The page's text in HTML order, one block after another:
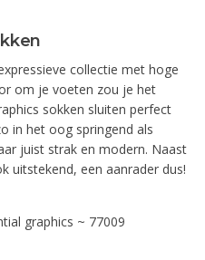
collectie met hoge
om je voeten zou je het
sokken sluiten perfect
in het oog springend als
juist strak en modern. Naast
uitstekend, een aanrader dus!
graphics ~ 77009